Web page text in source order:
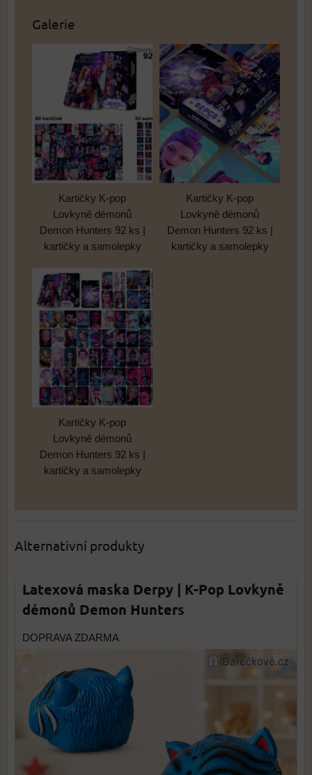
Galerie
Kartičky K-pop
Lovkyně démonů
Demon Hunters 92 ks |
kartičky a samolepky
Kartičky K-pop
Lovkyně démonů
Demon Hunters 92 ks |
kartičky a samolepky
Kartičky K-pop
Lovkyně démonů
Demon Hunters 92 ks |
kartičky a samolepky
Alternativní produkty
Latexová maska Derpy | K-Pop Lovkyně
démonů Demon Hunters
DOPRAVA ZDARMA